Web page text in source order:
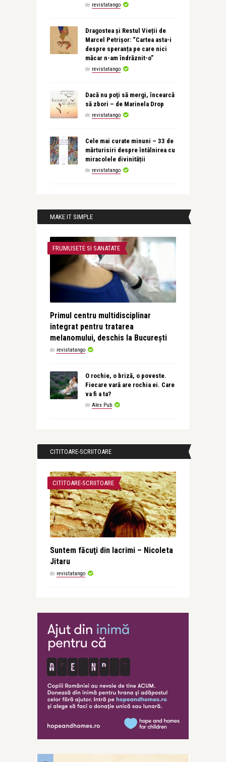
de revistatango
Dragostea și Restul Vieții de
Marcel Petrișor: “Cartea asta-i
despre speranța pe care nici
măcar n-am îndrăznit-o”
de revistatango
Dacă nu poţi să mergi, încearcă
să zbori – de Marinela Drop
de revistatango
Cele mai curate minuni – 33 de
mărturisiri despre întâlnirea cu
miracolele divinității
de revistatango
MAKE IT SIMPLE
FRUMUSETE SI SANATATE
Primul centru multidisciplinar
integrat pentru tratarea
melanomului, deschis la București
de revistatango
O rochie, o briză, o poveste.
Fiecare vară are rochia ei. Care
va fi a ta?
de Alex Pub
CITITOARE-SCRIITOARE
CITITOARE-SCRIITOARE
Suntem făcuţi din lacrimi – Nicoleta
Jitaru
de revistatango